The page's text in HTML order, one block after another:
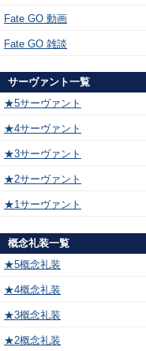
Fate GO 動画
Fate GO 雑談
サーヴァント一覧
★5サーヴァント
★4サーヴァント
★3サーヴァント
★2サーヴァント
★1サーヴァント
概念礼装一覧
★5概念礼装
★4概念礼装
★3概念礼装
★2概念礼装